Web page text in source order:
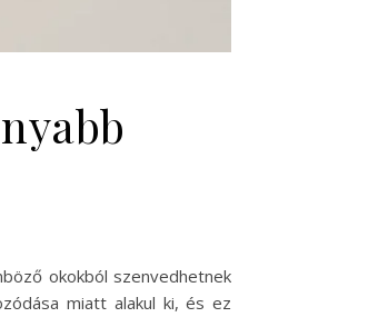
okokból szenvedhetnek
miatt alakul ki, és ez